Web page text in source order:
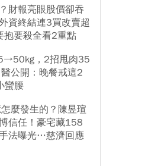
財報亮眼股價卻吞
資終結連3買改賣超
抱要殺全看2重點
，2招甩肉35
公開：晚餐戒這2
蠻腰
麼發生的？陳昱瑄
信任！豪宅藏158
法曝光…慈濟回應